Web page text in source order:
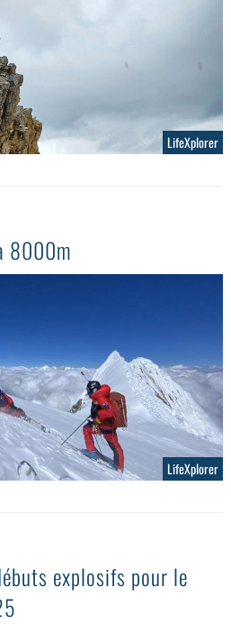
LifeXplorer
8000m
LifeXplorer
explosifs pour le